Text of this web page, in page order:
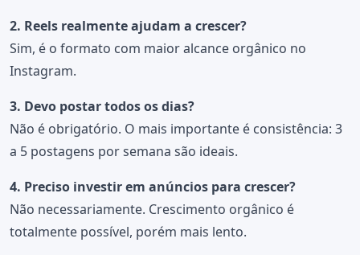
2. Reels realmente ajudam a crescer?
Sim, é o formato com maior alcance orgânico no
Instagram.
3. Devo postar todos os dias?
Não é obrigatório. O mais importante é consistência: 3
a 5 postagens por semana são ideais.
4. Preciso investir em anúncios para crescer?
Não necessariamente. Crescimento orgânico é
totalmente possível, porém mais lento.